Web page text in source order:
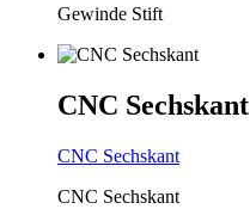
Gewinde Stift
CNC Sechskant
CNC Sechskant
CNC Sechskant